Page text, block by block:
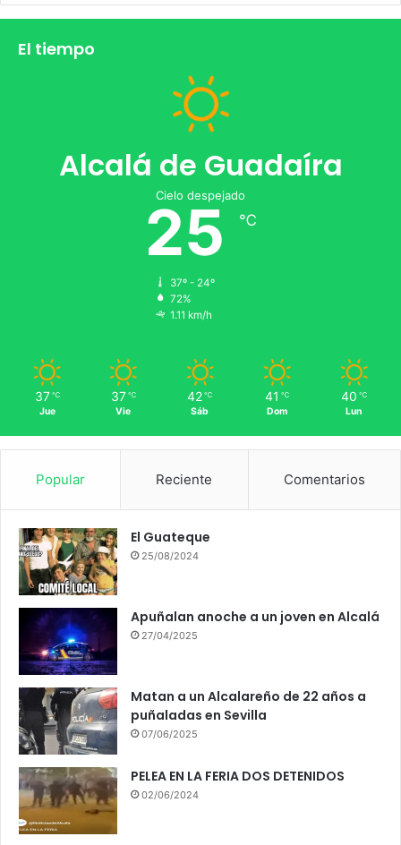
El tiempo
Alcalá de Guadaíra
Cielo despejado
25 ℃
37º - 24º
72%
1.11 km/h
37 ℃
Jue
37 ℃
Vie
42 ℃
Sáb
41 ℃
Dom
40 ℃
Lun
Popular Reciente Comentarios
El Guateque
25/08/2024
Apuñalan anoche a un joven en Alcalá
27/04/2025
Matan a un Alcalareño de 22 años a
puñaladas en Sevilla
07/06/2025
PELEA EN LA FERIA DOS DETENIDOS
02/06/2024